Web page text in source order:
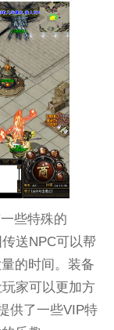
些特殊的
送NPC可以帮
的时间。装备
家可以更加方
供了一些VIP特